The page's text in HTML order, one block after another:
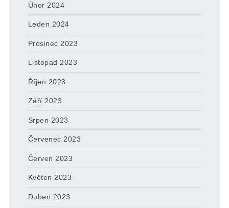
Únor 2024
Leden 2024
Prosinec 2023
Listopad 2023
Říjen 2023
Září 2023
Srpen 2023
Červenec 2023
Červen 2023
Květen 2023
Duben 2023